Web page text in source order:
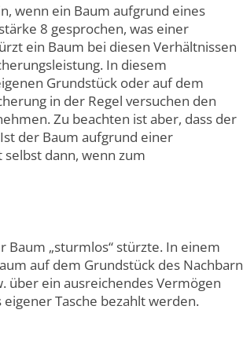
wenn ein Baum aufgrund eines
8 gesprochen, was einer
ein Baum bei diesen Verhältnissen
In diesem
Grundstück oder auf dem
in der Regel versuchen den
Zu beachten ist aber, dass der
der Baum aufgrund einer
dann, wenn zum
Baum „sturmlos“ stürzte. In einem
auf dem Grundstück des Nachbarn
über ein ausreichendes Vermögen
Tasche bezahlt werden.